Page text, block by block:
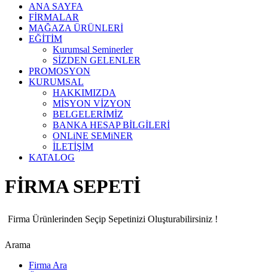
ANA SAYFA
FİRMALAR
MAĞAZA ÜRÜNLERİ
EĞİTİM
Kurumsal Seminerler
SİZDEN GELENLER
PROMOSYON
KURUMSAL
HAKKIMIZDA
MİSYON VİZYON
BELGELERİMİZ
BANKA HESAP BİLGİLERİ
ONLiNE SEMiNER
İLETİŞİM
KATALOG
FİRMA SEPETİ
Firma Ürünlerinden Seçip Sepetinizi Oluşturabilirsiniz !
Arama
Firma Ara